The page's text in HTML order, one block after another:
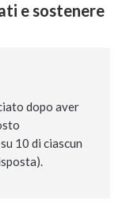
e sostenere
dopo aver
10 di ciascun